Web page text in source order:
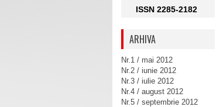
ISSN 2285-2182
ARHIVA
Nr.1 / mai 2012
Nr.2 / iunie 2012
Nr.3 / iulie 2012
Nr.4 / august 2012
Nr.5 / septembrie 2012